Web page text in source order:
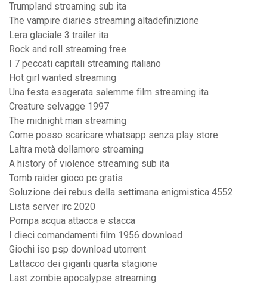
Trumpland streaming sub ita
The vampire diaries streaming altadefinizione
Lera glaciale 3 trailer ita
Rock and roll streaming free
I 7 peccati capitali streaming italiano
Hot girl wanted streaming
Una festa esagerata salemme film streaming ita
Creature selvagge 1997
The midnight man streaming
Come posso scaricare whatsapp senza play store
Laltra metà dellamore streaming
A history of violence streaming sub ita
Tomb raider gioco pc gratis
Soluzione dei rebus della settimana enigmistica 4552
Lista server irc 2020
Pompa acqua attacca e stacca
I dieci comandamenti film 1956 download
Giochi iso psp download utorrent
Lattacco dei giganti quarta stagione
Last zombie apocalypse streaming